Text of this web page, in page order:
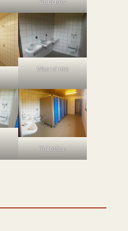
Wasruimte
Toiletten